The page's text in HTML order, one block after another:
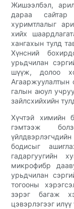
Жишээлбэл,
дараа сайтар
хуримтлалыг
хийх
хангахын тулд
Хүнсний
урьдчилан
шүүж, долоо
Агааржуулалтын
галын аюул
зайлсхийхийн
Хүчтэй химийн
гэмтээж
бодисыг
гадаргуугийн
микрофибр
урьдчилан
тогооны
зэрэг багаж
цэвэрлэгээг илүү